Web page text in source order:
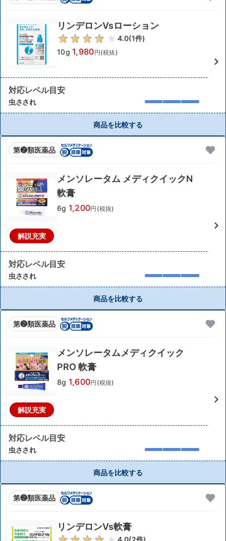
リンデロンVsローション
4.0(1件)
10g 1,980円(税抜)
対応レベル目安
虫さされ
商品を比較する
第❷類医薬品
解説充実
メンソレータム メディクイックN
軟膏
6g 1,200円(税抜)
対応レベル目安
虫さされ
商品を比較する
第❷類医薬品
解説充実
メンソレータムメディクイック
PRO 軟膏
8g 1,600円(税抜)
対応レベル目安
虫さされ
商品を比較する
第❷類医薬品
リンデロンVs軟膏